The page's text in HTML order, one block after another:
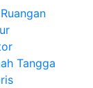
Tangga